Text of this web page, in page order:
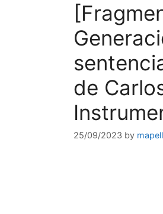
de
25/09/2023 by